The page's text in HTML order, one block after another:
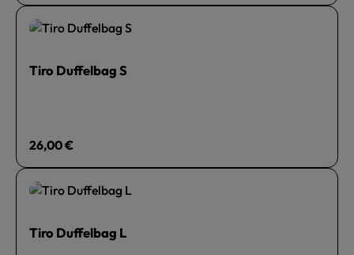
Tiro Duffelbag S
Regulärer Preis:
26,00 €
Tiro Duffelbag L